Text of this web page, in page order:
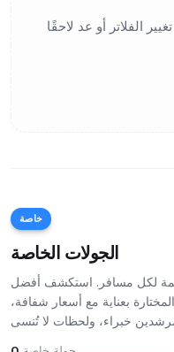
خاصة
الجولات الخاصة
لكل مسافر. استكشف أفضل
بعناية مع أسعار شفافة،